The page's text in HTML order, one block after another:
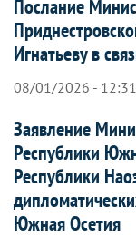
Послание
Игнатьеву в
08/01/2026 - 12:31
Заявление
Республики
Республики
Южная Осетия